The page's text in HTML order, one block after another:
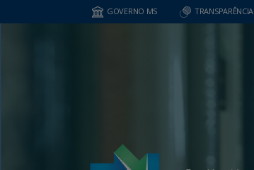
GOVERNO MS TRANSPARÊNCIA